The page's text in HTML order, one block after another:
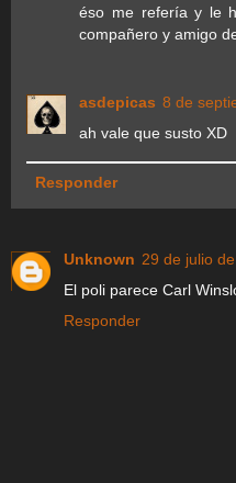
éso me refería y le
compañero y amigo
asdepicas 8 de
ah vale que susto XD
Responder
Unknown 29 de julio
El poli parece Carl
Responder